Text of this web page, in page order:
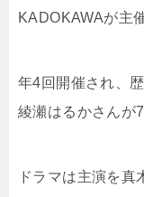
KADOKAWAが主
年4回開催され、
綾瀬はるかさんが
ドラマは主演を真